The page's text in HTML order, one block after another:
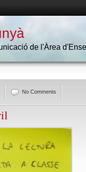
de l'Àrea
No Comments